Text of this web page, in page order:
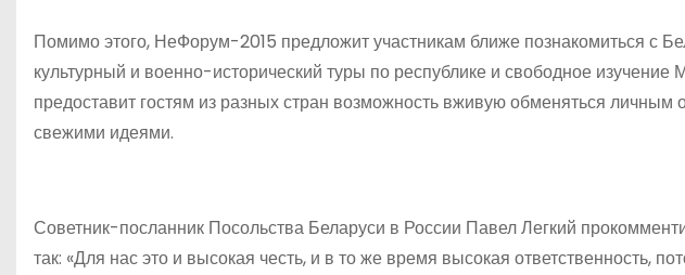
Помимо этого, НеФорум-2015 предложит участникам ближе познакомиться с
культурный и военно-исторический туры по республике и свободное изучение
предоставит гостям из разных стран возможность вживую обменяться
свежими идеями.
Советник-посланник Посольства Беларуси в России Павел Легкий
так: «Для нас это и высокая честь, и в то же время высокая ответственность,